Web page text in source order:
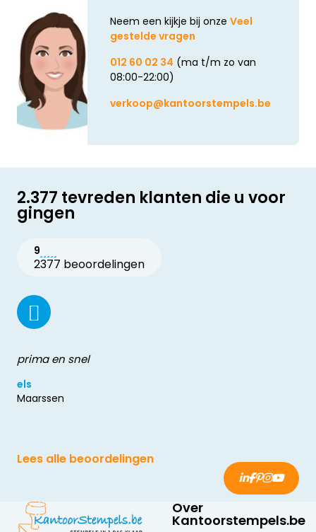
Neem een kijkje bij onze Veel
gestelde vragen
012 60 02 34 (ma t/m zo van
08:00-22:00)
verkoop@kantoorstempels.be
2.377 tevreden klanten die u voor
gingen
9
2377 beoordelingen
prima en snel
els
Maarssen
Lees alle beoordelingen
Over
Kantoorstempels.be